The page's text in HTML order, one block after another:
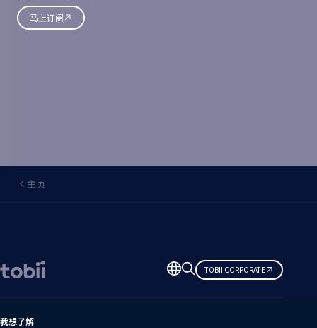
马上订阅
主页
更
改
TOBII CORPORATE
我想了解